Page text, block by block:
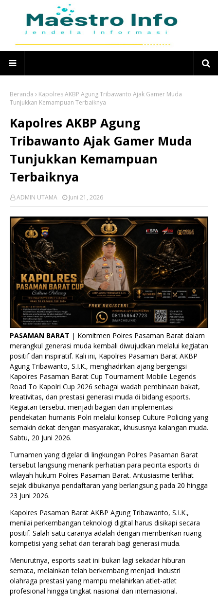
Beranda
Kapolres AKBP Agung Tribawanto Ajak Gamer Muda
Tunjukkan Kemampuan Terbaiknya
Kapolres AKBP Agung
Tribawanto Ajak Gamer Muda
Tunjukkan Kemampuan
Terbaiknya
ADMIN UTAMA Juni 21, 2026
PASAMAN BARAT | Komitmen Polres Pasaman Barat dalam
merangkul generasi muda kembali diwujudkan melalui kegiatan
positif dan inspiratif. Kali ini, Kapolres Pasaman Barat AKBP
Agung Tribawanto, S.I.K., menghadirkan ajang bergengsi
Kapolres Pasaman Barat Cup Tournament Mobile Legends
Road To Kapolri Cup 2026 sebagai wadah pembinaan bakat,
kreativitas, dan prestasi generasi muda di bidang esports.
Kegiatan tersebut menjadi bagian dari implementasi
pendekatan humanis Polri melalui konsep Culture Policing yang
semakin dekat dengan masyarakat, khususnya kalangan muda.
Sabtu, 20 Juni 2026.
Turnamen yang digelar di lingkungan Polres Pasaman Barat
tersebut langsung menarik perhatian para pecinta esports di
wilayah hukum Polres Pasaman Barat. Antusiasme terlihat
sejak dibukanya pendaftaran yang berlangsung pada 20 hingga
23 Juni 2026.
Kapolres Pasaman Barat AKBP Agung Tribawanto, S.I.K.,
menilai perkembangan teknologi digital harus disikapi secara
positif. Salah satu caranya adalah dengan memberikan ruang
kompetisi yang sehat dan terarah bagi generasi muda.
Menurutnya, esports saat ini bukan lagi sekadar hiburan
semata, melainkan telah berkembang menjadi industri
olahraga prestasi yang mampu melahirkan atlet-atlet
profesional hingga tingkat nasional dan internasional.